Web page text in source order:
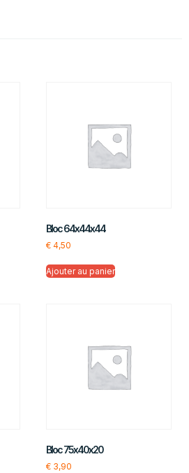
Bloc 64x44x44
€4,50
Ajouter au panier
Bloc 75x40x20
€3,90